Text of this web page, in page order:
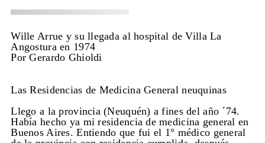
Wille Arrue y su llegada al hospital de Villa La
Angostura en 1974
Por Gerardo Ghioldi
Las Residencias de Medicina General neuquinas
Llego a la provincia (Neuquén) a fines del año ´74.
Había hecho ya mi residencia de medicina general en
Buenos Aires. Entiendo que fui el 1° médico general